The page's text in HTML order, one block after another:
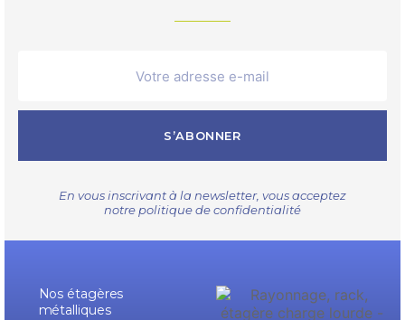
S’ABONNER
En vous inscrivant à la newsletter, vous acceptez
notrepolitique de confidentialité
Nos étagères
métalliques